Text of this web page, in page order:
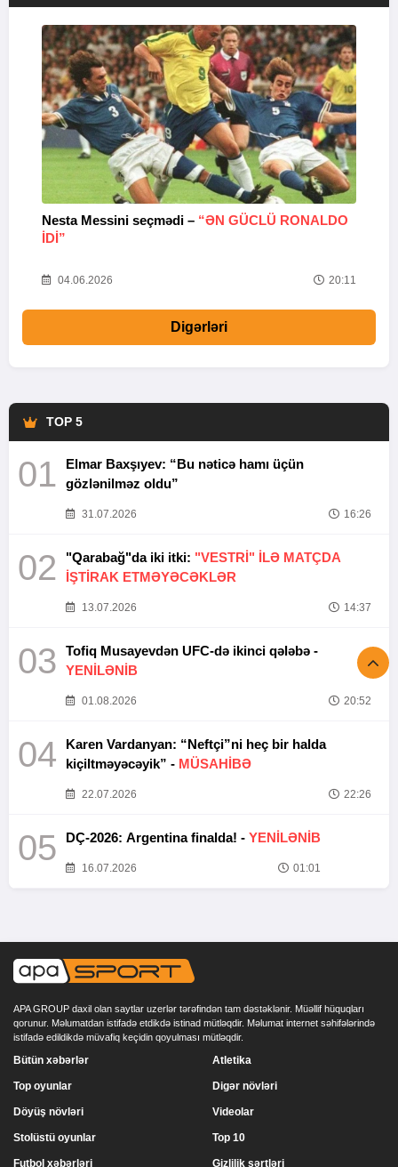
Nesta Messini seçmədi – “ƏN GÜCLÜ RONALDO
IDI”
04.06.2026 20:11
Digərləri
TOP 5
01
Elmar Baxşıyev: “Bu nəticə hamı üçün
gözlənilməz oldu”
31.07.2026 16:26
02 "Qarabağ"da iki itki: "VESTRİ" İLƏ MATÇDA
İŞTİRAK ETMƏYƏCƏKLƏR
13.07.2026 14:37
03
Tofiq Musayevdən UFC-də ikinci qələbə -
YENİLƏNİB
01.08.2026 20:52
04
Karen Vardanyan: “Neftçi”ni heç bir halda
kiçiltməyəcəyik” - MÜSAHİBƏ
22.07.2026 22:26
05 DÇ-2026: Argentina finalda! - YENİLƏNİB
16.07.2026 01:01
APA GROUP daxil olan saytlar uzerlər tərəfindən tam dəstəklənir. Müəllif hüquqları
qorunur. Məlumatdan istifadə etdikdə istinad mütləqdir. Məlumat internet səhifələrində
istifadə edildikdə müvafiq keçidin qoyulması mütləqdir.
Bütün xəbərlər
Top oyunlar
Döyüş növləri
Stolüstü oyunlar
Atletika
Digər növləri
Videolar
Top 10
Futbol xəbərləri Gizlilik şərtləri